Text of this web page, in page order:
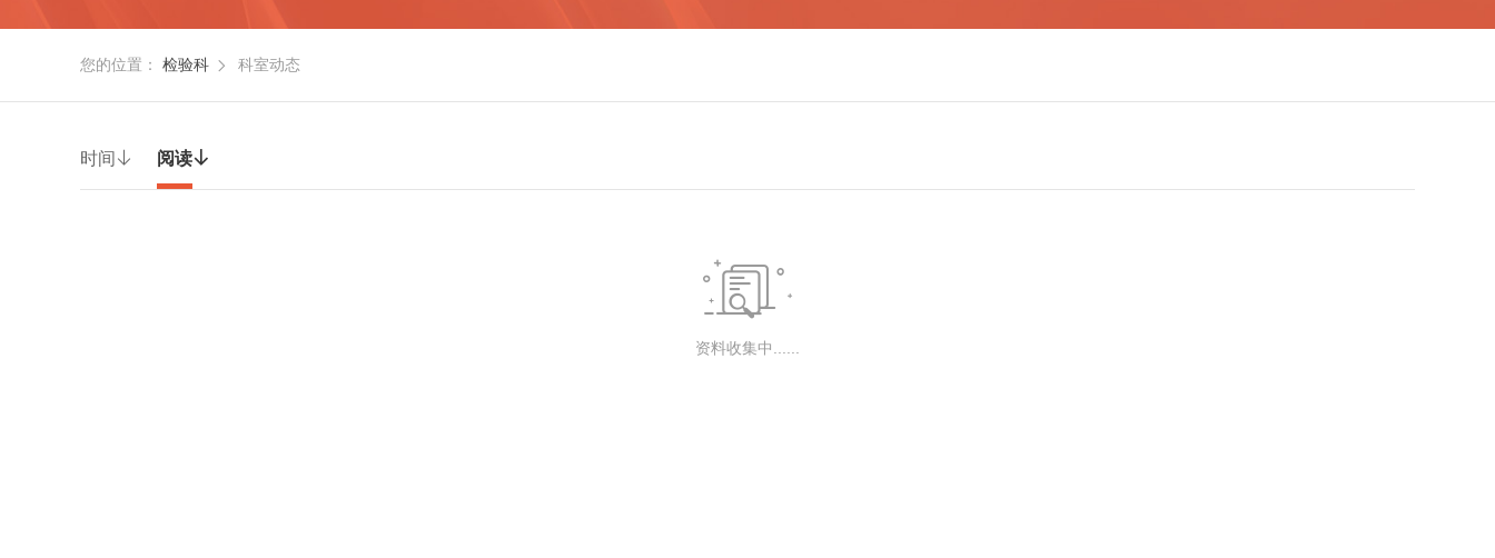
您的位置： 检验科  科室动态
时间  阅读

资料收集中......